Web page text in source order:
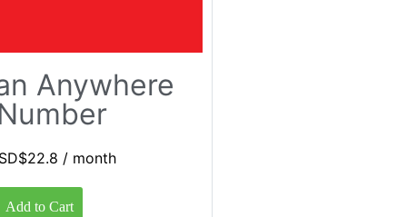
Anywhere
22.8 / month
Add to Cart